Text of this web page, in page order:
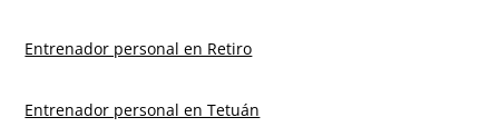
Entrenador personal en Retiro
Entrenador personal en Tetuán